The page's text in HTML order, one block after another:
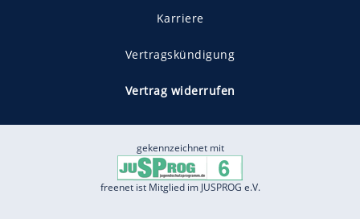
Karriere
Vertragskündigung
Vertrag widerrufen
gekennzeichnet mit
freenet ist Mitglied im JUSPROG e.V.